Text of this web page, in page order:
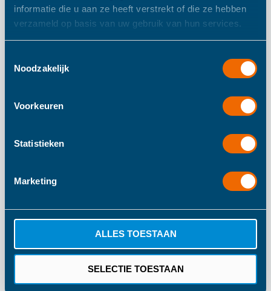
informatie die u aan ze heeft verstrekt of die ze hebben
verzameld op basis van uw gebruik van hun services.
Noodzakelijk
Voorkeuren
Statistieken
Marketing
ALLES TOESTAAN
SELECTIE TOESTAAN
Een leuk knuffeltje om mee te slapen van Taf toys. Deze
hartgeluiden. De knuffel is in 3 soorten verkrijgbaar.